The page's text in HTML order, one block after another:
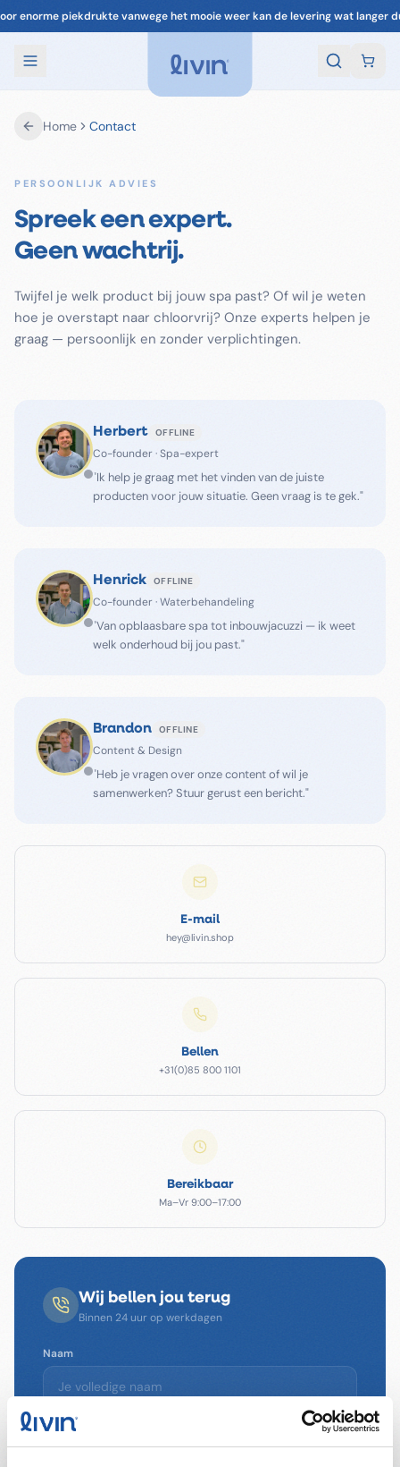
enorme piekdrukte vanwege het mooie weer kan de levering wat langer
Home Contact
PERSOONLIJK ADVIES
Spreek een expert.
Geen wachtrij.
Twijfel je welk product bij jouw spa past? Of wil je weten
hoe je overstapt naar chloorvrij? Onze experts helpen je
graag — persoonlijk en zonder verplichtingen.
Herbert OFFLINE
Co-founder · Spa-expert
"Ik help je graag met het vinden van de juiste
producten voor jouw situatie. Geen vraag is te gek."
Henrick OFFLINE
Co-founder · Waterbehandeling
"Van opblaasbare spa tot inbouwjacuzzi — ik weet
welk onderhoud bij jou past."
Brandon OFFLINE
Content & Design
"Heb je vragen over onze content of wil je
samenwerken? Stuur gerust een bericht."
E-mail
hey@livin.shop
Bellen
+31(0)85 800 1101
Bereikbaar
Ma–Vr 9:00–17:00
Wij bellen jou terug
Binnen 24 uur op werkdagen
Naam
Telefoonnummer